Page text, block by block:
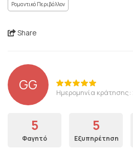
Ρομαντικό Περιβάλλον
Share
GG Ημερομηνία
5
Φαγητό
5
Εξυπηρέτηση